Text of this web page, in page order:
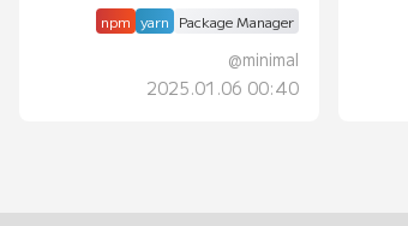
npm yarn Package Manager
@minimal
2025.01.06 00:40